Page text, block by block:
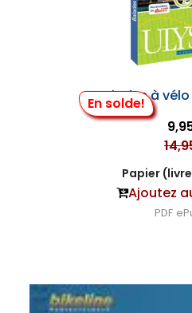
En solde!
Balades à
Papier
Ajoutez
PDF